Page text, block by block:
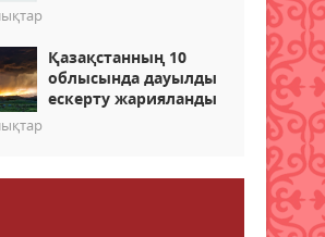
Қазақстанның 10
облысында дауылды
ескерту жарияланды